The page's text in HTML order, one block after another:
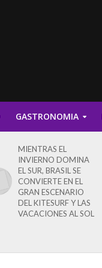
GASTRONOMIA
MIENTRAS EL
INVIERNO DOMINA
EL SUR, BRASIL SE
CONVIERTE EN EL
GRAN ESCENARIO
DEL KITESURF Y LAS
VACACIONES AL SOL